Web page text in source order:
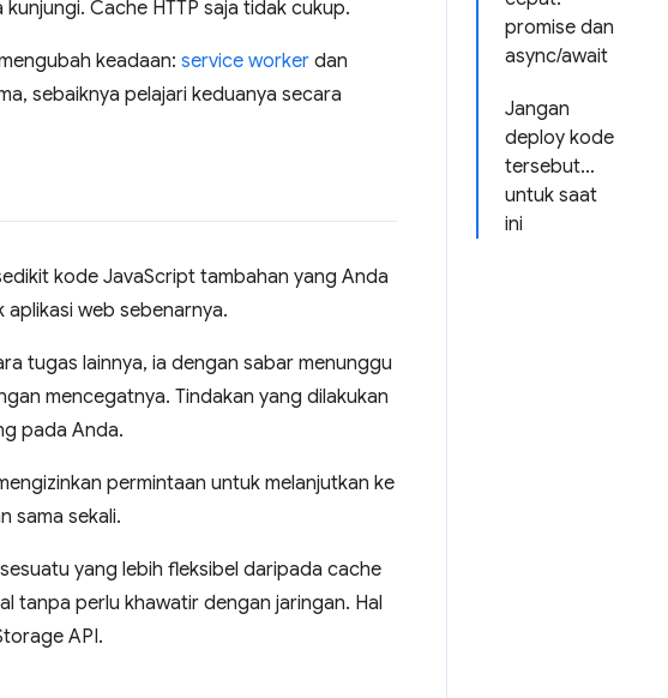
promise dan
async/await
Jangan
deploy kode
tersebut…
untuk saat
ini
Cache HTTP saja tidak cukup.
keadaan: service worker dan
sebaiknya pelajari keduanya secara
kode JavaScript tambahan yang Anda
web sebenarnya.
tugas lainnya, ia dengan sabar menunggu
mencegatnya. Tindakan yang dilakukan
pada Anda.
permintaan untuk melanjutkan ke
sama sekali.
yang lebih fleksibel daripada cache
tanpa perlu khawatir dengan jaringan. Hal
API.